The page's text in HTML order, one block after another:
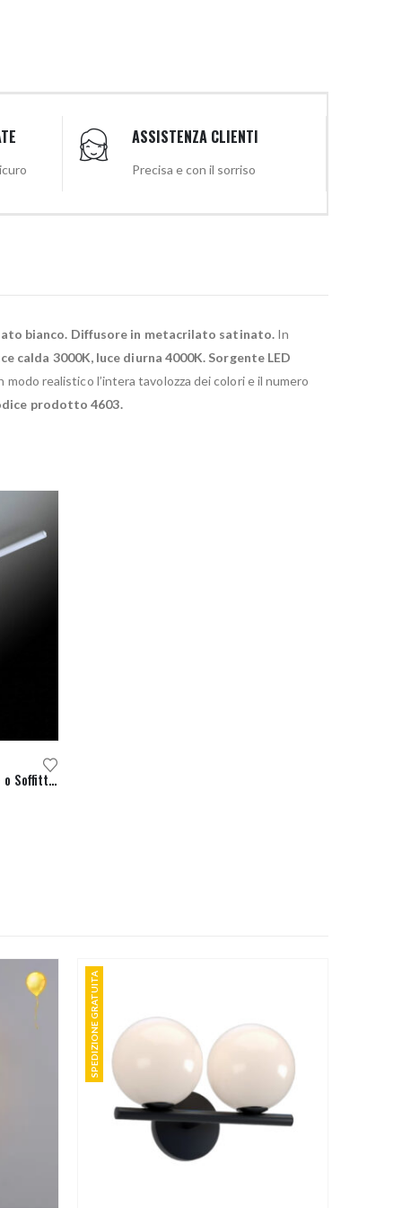
ASSISTENZA CLIENTI
Precisa e con il sorriso
bianco. Diffusore in metacrilato satinato. In
calda 3000K, luce diurna 4000K. Sorgente LED
realistico l’intera tavolozza dei colori e il numero
prodotto 4603.
Egoluce Extra Lampada LED Parete o Soffitto Cod. 4601
SPEDIZIONE GRATUITA